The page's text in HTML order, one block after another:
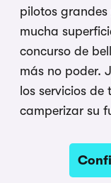
pilotos
mucha
concurso de
más no poder.
los servicios
camperizar su